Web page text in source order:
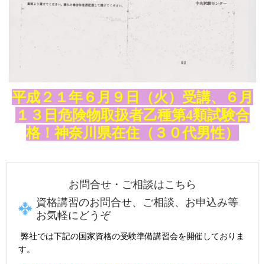
平成２１年６月９日（火）受講、６月
１３日危険物取扱者乙種第4類試験合
格！神奈川県在住（３０代男性）
お問合せ・ご相談はこちら
資格講習のお問合せ、ご相談、お申込み等
お気軽にどうぞ
弊社では下記の国家資格の受験準備講習会を開催しておりま
す。